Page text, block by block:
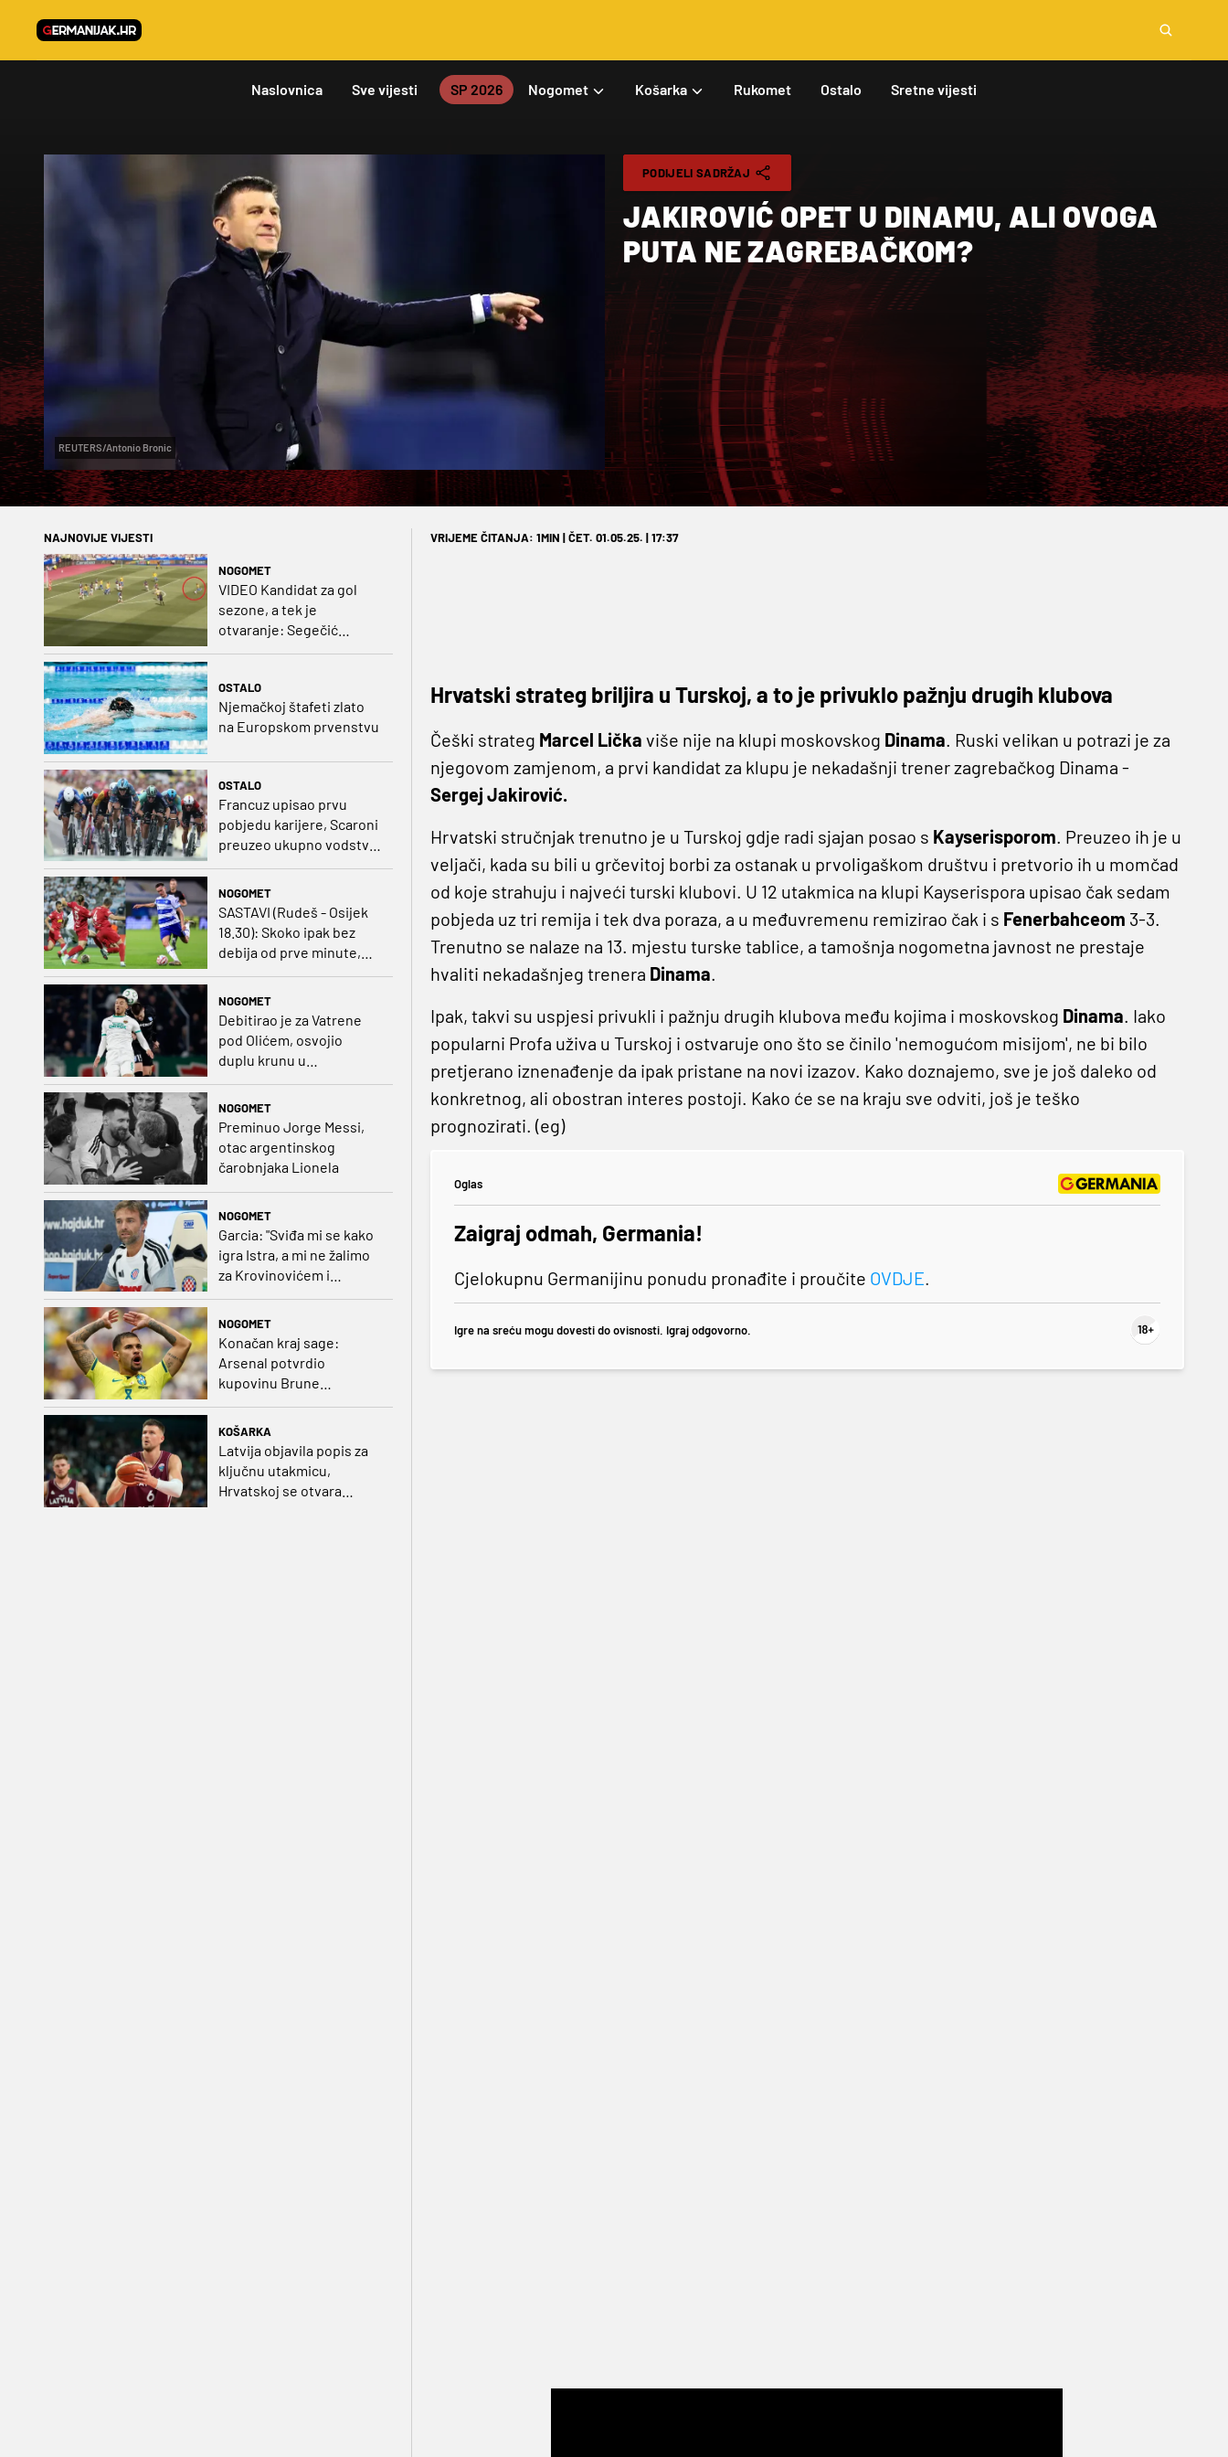
Naslovnica Sve vijesti SP 2026 Nogomet Košarka Rukomet Ostalo Sretne vijesti
REUTERS/Antonio Bronic
PODIJELI SADRŽAJ
JAKIROVIĆ OPET U DINAMU, ALI OVOGA
PUTA NE ZAGREBAČKOM?
NAJNOVIJE VIJESTI
NOGOMET
VIDEO Kandidat za gol
sezone, a tek je
otvaranje: Segečić
OSTALO
Njemačkoj štafeti zlato
na Europskom prvenstvu
OSTALO
Francuz upisao prvu
pobjedu karijere, Scaroni
preuzeo ukupno vodstvo
u Poljskoj
NOGOMET
SASTAVI (Rudeš - Osijek
18.30): Skoko ipak bez
debija od prve minute,
gosti promijenili
prvo kolo
NOGOMET
Debitirao je za Vatrene
pod Olićem, osvojio
duplu krunu u
NOGOMET
Preminuo Jorge Messi,
otac argentinskog
čarobnjaka Lionela
NOGOMET
Garcia: "Sviđa mi se kako
igra Istra, a mi ne žalimo
za Krovinovićem i
Guillamonom. Selahi?
NOGOMET
Konačan kraj sage:
Arsenal potvrdio
kupovinu Brune
KOŠARKA
Latvija objavila popis za
ključnu utakmicu,
Hrvatskoj se otvara
VRIJEME ČITANJA: 1MIN | ČET. 01.05.25. | 17:37
Hrvatski strateg briljira u Turskoj, a to je privuklo pažnju drugih klubova
Češki strateg Marcel Lička više nije na klupi moskovskog Dinama. Ruski velikan u potrazi je za
njegovom zamjenom, a prvi kandidat za klupu je nekadašnji trener zagrebačkog Dinama -
Sergej Jakirović.
Hrvatski stručnjak trenutno je u Turskoj gdje radi sjajan posao s Kayserisporom. Preuzeo ih je u
veljači, kada su bili u grčevitoj borbi za ostanak u prvoligaškom društvu i pretvorio ih u momčad
od koje strahuju i najveći turski klubovi. U 12 utakmica na klupi Kayserispora upisao čak sedam
pobjeda uz tri remija i tek dva poraza, a u međuvremenu remizirao čak i s Fenerbahceom 3-3.
Trenutno se nalaze na 13. mjestu turske tablice, a tamošnja nogometna javnost ne prestaje
hvaliti nekadašnjeg trenera Dinama.
Ipak, takvi su uspjesi privukli i pažnju drugih klubova među kojima i moskovskog Dinama. Iako
popularni Profa uživa u Turskoj i ostvaruje ono što se činilo 'nemogućom misijom', ne bi bilo
pretjerano iznenađenje da ipak pristane na novi izazov. Kako doznajemo, sve je još daleko od
konkretnog, ali obostran interes postoji. Kako će se na kraju sve odviti, još je teško
prognozirati. (eg)
Oglas
Zaigraj odmah, Germania!
Cjelokupnu Germanijinu ponudu pronađite i proučite OVDJE.
Igre na sreću mogu dovesti do ovisnosti. Igraj odgovorno.